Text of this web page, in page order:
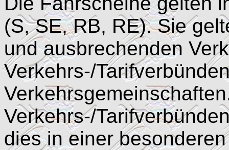
(S, SE, RB, RE). Sie
und ausbrechenden
Verkehrs-/
Verkehrs-/
dies in einer